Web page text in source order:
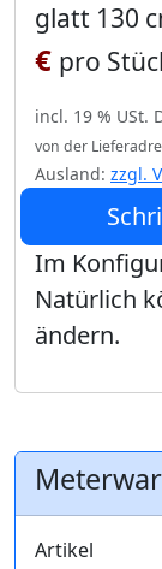
glatt 130
€ pro
incl. 19 % USt.
von der
Ausland: zzgl.
Im
Natürlich
ändern.
Artikel